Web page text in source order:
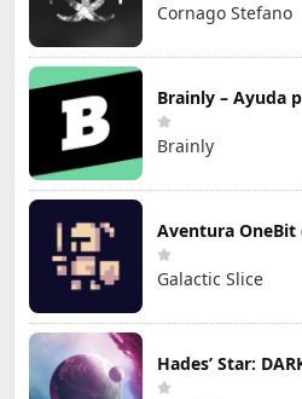
Cornago Stefano
Brainly – Ayuda
Brainly
Aventura OneBit
Galactic Slice
Hades’ Star: